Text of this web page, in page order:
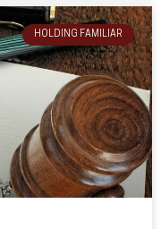
HOLDING FAMILIAR